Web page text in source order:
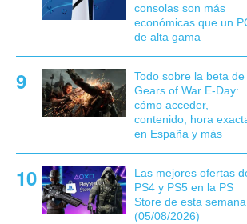
consolas son más
económicas que un
de alta gama
Todo sobre la beta de
Gears of War E-Day:
cómo acceder,
contenido, hora
en España y más
Las mejores ofertas
PS4 y PS5 en la PS
Store de esta semana
(05/08/2026)